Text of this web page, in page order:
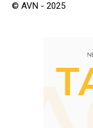
© AVN - 2025